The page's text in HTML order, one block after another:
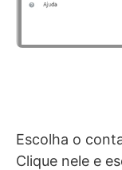
Escolha o
Clique nele e